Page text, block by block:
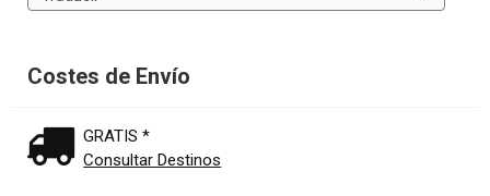
Costes de Envío
GRATIS *
Consultar Destinos